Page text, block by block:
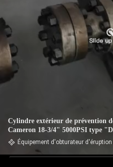
Cylindre extérieur de prévention
Cameron 18-3/4" 5000PSI type
Équipement d'obturateur d'éruption